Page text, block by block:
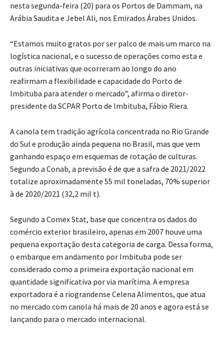
nesta segunda-feira (20) para os Portos de Dammam, na
Arábia Saudita e Jebel Ali, nos Emirados Árabes Unidos.
“Estamos muito gratos por ser palco de mais um marco na
logística nacional, e o sucesso de operações como esta e
outras iniciativas que ocorreram ao longo do ano
reafirmam a flexibilidade e capacidade do Porto de
Imbituba para atender o mercado”, afirma o diretor-
presidente da SCPAR Porto de Imbituba, Fábio Riera.
A canola tem tradição agrícola concentrada no Rio Grande
do Sul e produção ainda pequena no Brasil, mas que vem
ganhando espaço em esquemas de rotação de culturas.
Segundo a Conab, a previsão é de que a safra de 2021/2022
totalize aproximadamente 55 mil toneladas, 70% superior
à de 2020/2021 (32,2 mil t).
Segundo a Comex Stat, base que concentra os dados do
comércio exterior brasileiro, apenas em 2007 houve uma
pequena exportação desta categoria de carga. Dessa forma,
o embarque em andamento por Imbituba pode ser
considerado como a primeira exportação nacional em
quantidade significativa por via marítima. A empresa
exportadora é a riograndense Celena Alimentos, que atua
no mercado com canola há mais de 20 anos e agora está se
lançando para o mercado internacional.